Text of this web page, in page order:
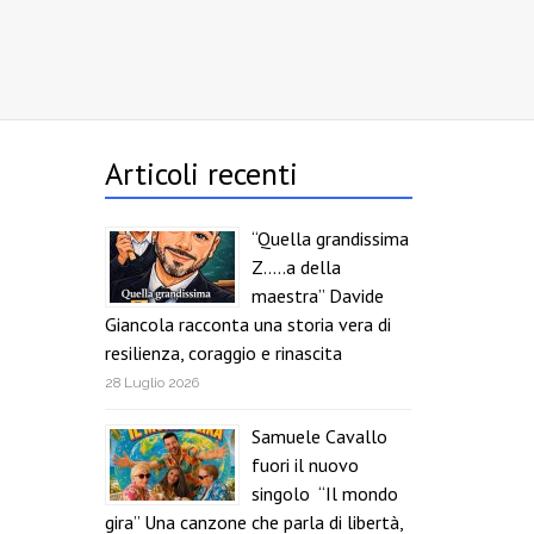
Articoli recenti
“Quella grandissima
Z…..a della
maestra” Davide
Giancola racconta una storia vera di
resilienza, coraggio e rinascita
28 Luglio 2026
Samuele Cavallo
fuori il nuovo
singolo “Il mondo
gira” Una canzone che parla di libertà,